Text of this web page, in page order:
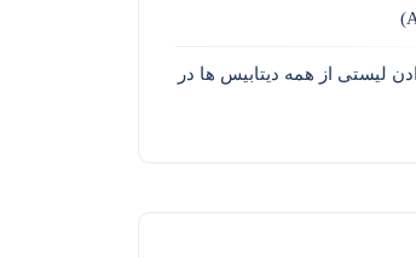
لیستی از همه دیتابیس ها در